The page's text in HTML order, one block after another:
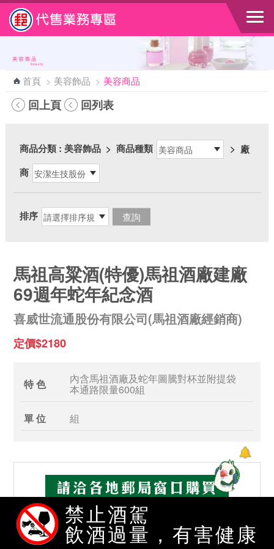
跳到主要內容區塊
首頁 > 美容飾品 > 美容商品
回上頁 回列表
商品分類: 美容飾品 > 商品種類 > 廠
商
排序
馬祖高粱酒(特優)馬祖酒廠建廠
69週年蛇年紀念酒
喜威世流通股份有限公司(馬祖酒廠經銷商)
定價$2180
特 色 內含馬祖酒廠及蛇年圖騰對杯並附提袋
本通路限量600組
單 位 組
禁止酒駕
飲酒過量，有害健康